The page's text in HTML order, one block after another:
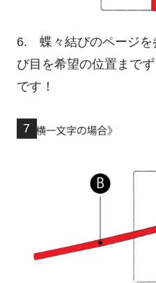
6. 蝶々結びのページを
び目を希望の位置まで
です！